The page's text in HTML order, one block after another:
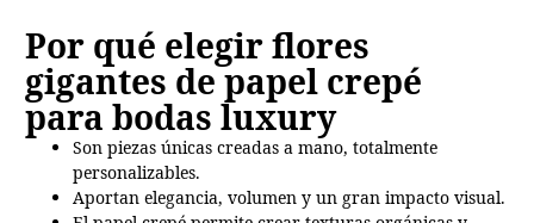
Por qué elegir flores
gigantes de papel crepé
para bodas luxury
Son piezas únicas creadas a mano, totalmente
personalizables.
Aportan elegancia, volumen y un gran impacto visual.